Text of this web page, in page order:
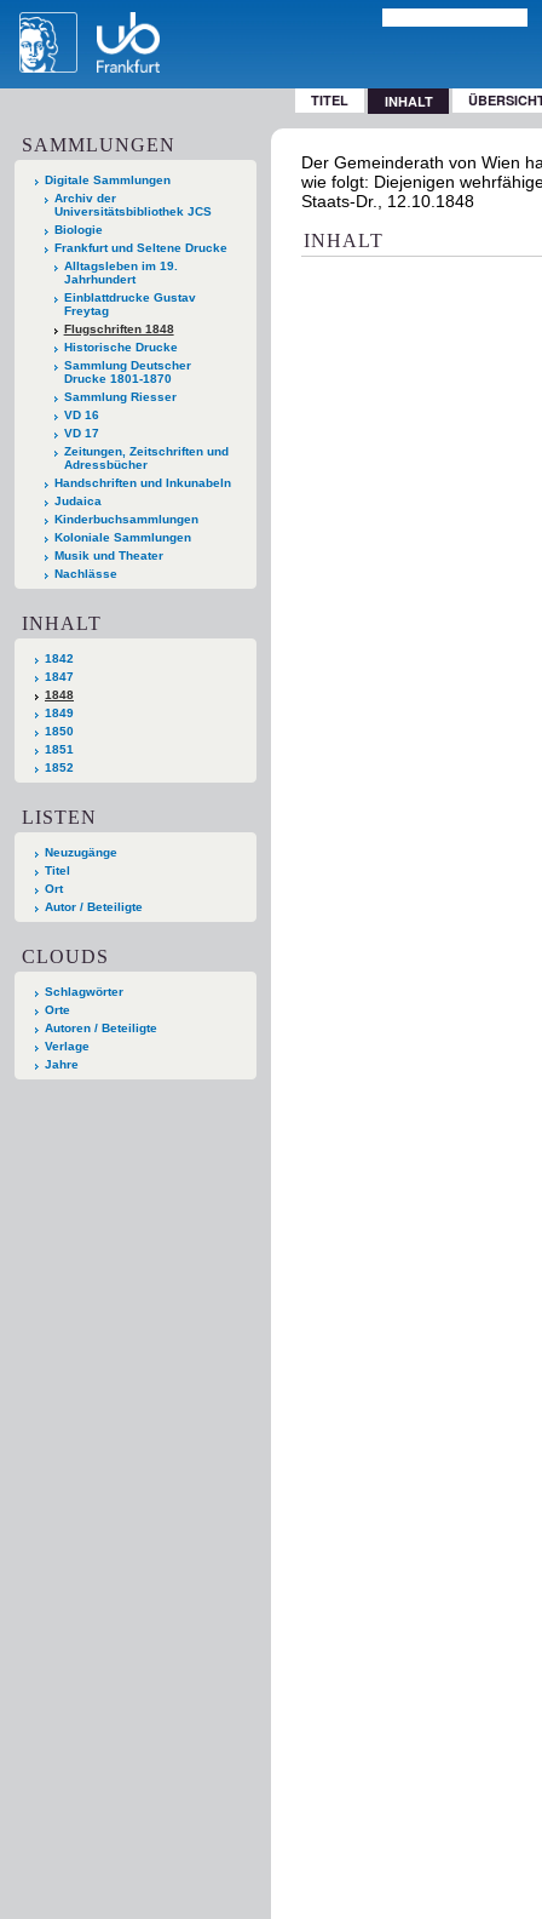
TITEL INHALT
SAMMLUNGEN
Digitale Sammlungen
Archiv der
Universitätsbibliothek JCS
Biologie
Frankfurt und Seltene Drucke
Alltagsleben im 19.
Jahrhundert
Einblattdrucke Gustav
Freytag
Flugschriften 1848
Historische Drucke
Sammlung Deutscher
Drucke 1801-1870
Sammlung Riesser
VD 16
VD 17
Zeitungen, Zeitschriften und
Adressbücher
Handschriften und Inkunabeln
Judaica
Kinderbuchsammlungen
Koloniale Sammlungen
Musik und Theater
Nachlässe
INHALT
1842
1847
1848
1849
1850
1851
1852
LISTEN
Neuzugänge
Titel
Ort
Autor / Beteiligte
CLOUDS
Schlagwörter
Orte
Autoren / Beteiligte
Verlage
Jahre
Der Gemeinderath von Wien
wie folgt: Diejenigen
Staats-Dr., 12.10.1848
INHALT